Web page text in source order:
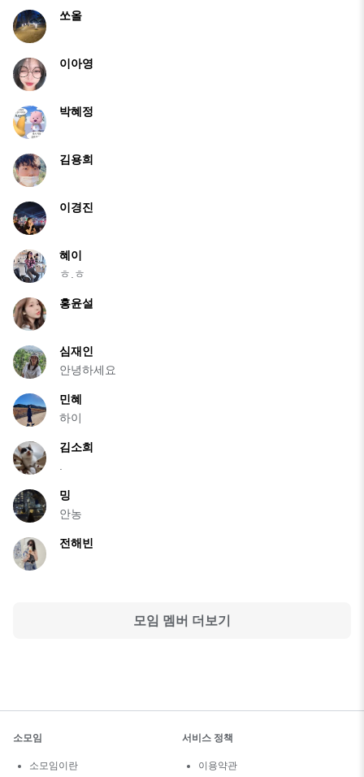
쏘올
이아영
박혜정
김용희
이경진
혜이
ㅎ.ㅎ
홍윤설
심재인
안녕하세요
민혜
하이
김소희
밍
안농
전해빈
모임 멤버 더보기
소모임
소모임이란
서비스 정책
이용약관